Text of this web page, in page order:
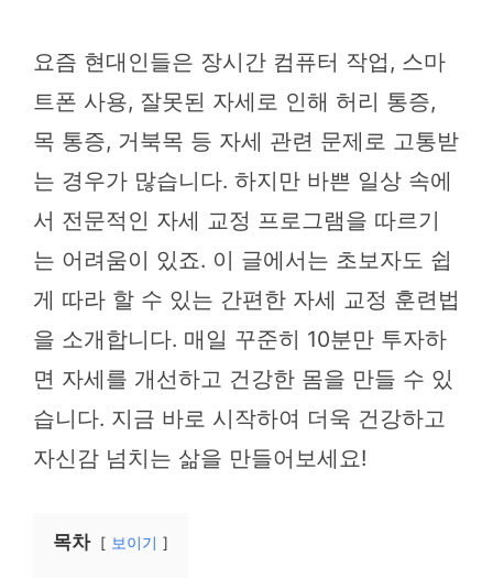
요즘 현대인들은 장시간 컴퓨터 작업, 스마
트폰 사용, 잘못된 자세로 인해 허리 통증,
목 통증, 거북목 등 자세 관련 문제로 고통받
는 경우가 많습니다. 하지만 바쁜 일상 속에
서 전문적인 자세 교정 프로그램을 따르기
는 어려움이 있죠. 이 글에서는 초보자도 쉽
게 따라 할 수 있는 간편한 자세 교정 훈련법
을 소개합니다. 매일 꾸준히 10분만 투자하
면 자세를 개선하고 건강한 몸을 만들 수 있
습니다. 지금 바로 시작하여 더욱 건강하고
자신감 넘치는 삶을 만들어보세요!
목차 보이기